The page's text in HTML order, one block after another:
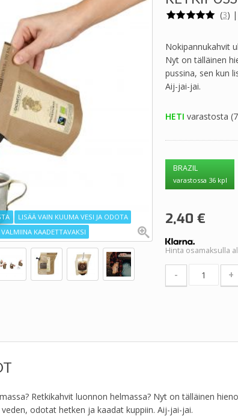
(3)
LISÄÄ VAIN KUUMA VESI JA ODOTA
KAADETTAVAKSI
Nokipannukahvit
Nyt on tälläinen
pussina, sen kun
Aij-jai-jai.
HETI varastosta
BRAZIL
varastossa 36 kpl
2,40 €
Hinta osamaksulla
- +
Retkikahvit luonnon helmassa? Nyt on tälläinen
odotat hetken ja kaadat kuppiin. Aij-jai-jai.